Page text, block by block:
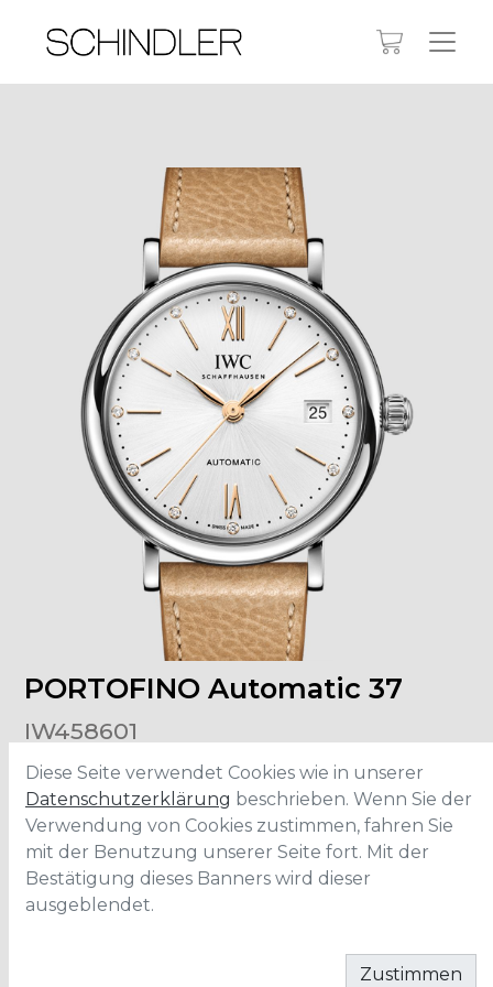
PORTOFINO Automatic 37
IW458601
Grösse:
37mm
Edelstahl
Armband:
Kalbsleder
Wasserdichtigkeit : 5 ATM
Diese Seite verwendet Cookies wie in unserer
Datenschutzerklärung beschrieben. Wenn Sie der
Verwendung von Cookies zustimmen, fahren Sie
mit der Benutzung unserer Seite fort. Mit der
Bestätigung dieses Banners wird dieser
ausgeblendet.
Zustimmen